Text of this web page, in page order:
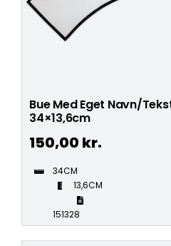
Bue Med Eget Navn/
34×13,6cm
150,00 kr.
34CM
13,6CM
151328